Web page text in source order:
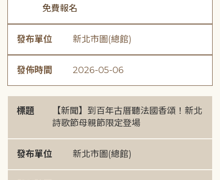
免費報名
發布單位 新北市圖(總館)
發佈時間 2026-05-06
標題
【新聞】到百年古厝聽法國香頌！新北
詩歌節母親節限定登場
發布單位 新北市圖(總館)